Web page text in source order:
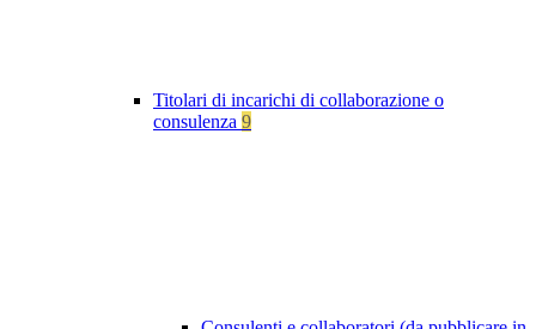
Titolari di incarichi di collaborazione o
consulenza 9